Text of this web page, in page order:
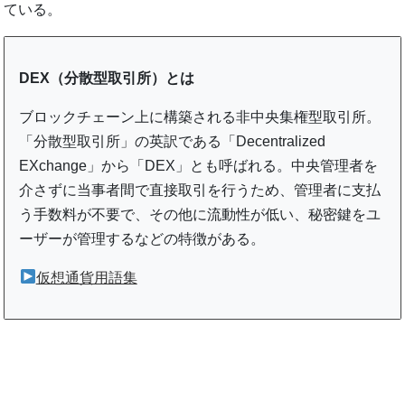
ている。
DEX（分散型取引所）とは
ブロックチェーン上に構築される非中央集権型取引所。
「分散型取引所」の英訳である「Decentralized
EXchange」から「DEX」とも呼ばれる。中央管理者を
介さずに当事者間で直接取引を行うため、管理者に支払
う手数料が不要で、その他に流動性が低い、秘密鍵をユ
ーザーが管理するなどの特徴がある。
仮想通貨用語集